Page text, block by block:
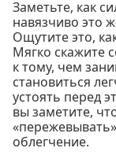
Заметьте, как
навязчиво это
Ощутите это,
Мягко скажите
к тому, чем
становиться
устоять перед
вы заметите,
облегчение.